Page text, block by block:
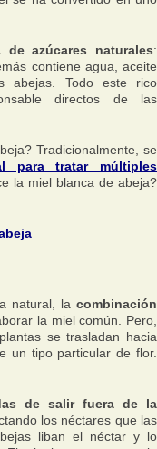
de azúcares naturales:
contiene agua, aceite
abejas. Todo este rico
directos de las
Tradicionalmente, se
para tratar múltiples
la miel blanca de abeja?
natural, la combinación
la miel común. Pero,
se trasladan hacia
un tipo particular de flor.
de salir fuera de la
los néctares que las
liban el néctar y lo